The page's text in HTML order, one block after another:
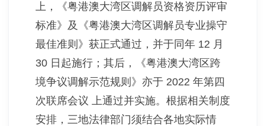
上，《粤港澳大湾区调解员资格资历评审
标准》及《粤港澳大湾区调解员专业操守
最佳准则》获正式通过，并于同年 12 月
30 日起施行；其后，《粤港澳大湾区跨
境争议调解示范规则》亦于 2022 年第四
次联席会议 上通过并实施。根据相关制度
安排，三地法律部门须结合各地实际情